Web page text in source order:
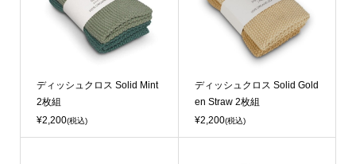
ディッシュクロス Solid Mint
2枚組
¥2,200(税込)
ディッシュクロス Solid Gold
en Straw 2枚組
¥2,200(税込)